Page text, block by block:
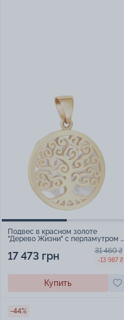
Подвес в красном золоте
"Дерево Жизни" с перламутром -
17 473 грн 31 460 ₴
-13 987 ₴
Купить
-44%